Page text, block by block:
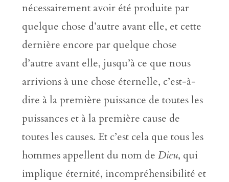
nécessairement avoir été produite par
quelque chose d’autre avant elle, et cette
dernière encore par quelque chose
d’autre avant elle, jusqu’à ce que nous
arrivions à une chose éternelle, c’est-à-
dire à la première puissance de toutes les
puissances et à la première cause de
toutes les causes. Et c’est cela que tous les
hommes appellent du nom de Dieu, qui
implique éternité, incompréhensibilité et